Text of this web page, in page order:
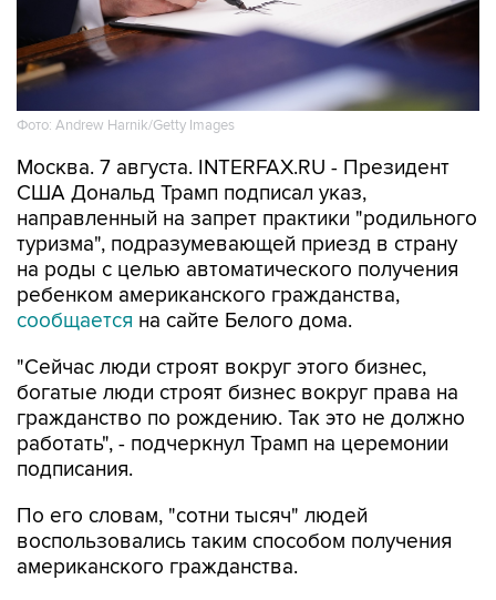
Фото: Andrew Harnik/Getty Images
Москва. 7 августа. INTERFAX.RU - Президент
США Дональд Трамп подписал указ,
направленный на запрет практики "родильного
туризма", подразумевающей приезд в страну
на роды с целью автоматического получения
ребенком американского гражданства,
сообщается на сайте Белого дома.
"Сейчас люди строят вокруг этого бизнес,
богатые люди строят бизнес вокруг права на
гражданство по рождению. Так это не должно
работать", - подчеркнул Трамп на церемонии
подписания.
По его словам, "сотни тысяч" людей
воспользовались таким способом получения
американского гражданства.